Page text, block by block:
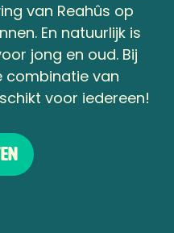
van Reahûs op
En natuurlijk is
jong en oud. Bij
combinatie van
voor iedereen!